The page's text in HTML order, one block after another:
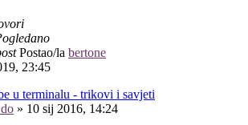
Postao/la bertone
23:45
u terminalu - trikovi i savjeti
» 10 sij 2016, 14:24